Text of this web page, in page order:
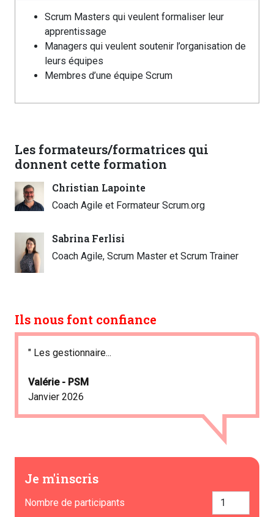
Scrum Masters qui veulent formaliser leur
apprentissage
Managers qui veulent soutenir l’organisation de
leurs équipes
Membres d’une équipe Scrum
Les formateurs/formatrices qui
donnent cette formation
Christian Lapointe
Coach Agile et Formateur Scrum.org
Sabrina Ferlisi
Coach Agile, Scrum Master et Scrum Trainer
Ils nous font confiance
" Les gestionnaire...
Valérie - PSM
Janvier 2026
Je m'inscris
Nombre de participants